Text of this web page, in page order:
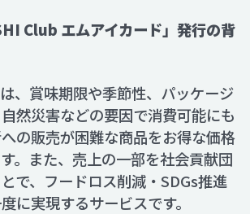
Club エムアイカード」発行の背
、賞味期限や季節性、パッケージ
然災害などの要因で消費可能にも
の販売が困難な商品をお得な価格
。また、売上の一部を社会貢献団
で、フードロス削減・SDGs推進
に実現するサービスです。